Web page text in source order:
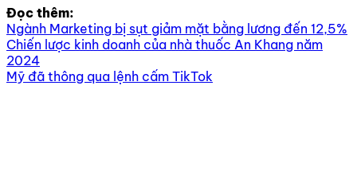
Đọc thêm:
Ngành Marketing bị sụt giảm mặt bằng lương đến 12,5%
Chiến lược kinh doanh của nhà thuốc An Khang năm
2024
Mỹ đã thông qua lệnh cấm TikTok